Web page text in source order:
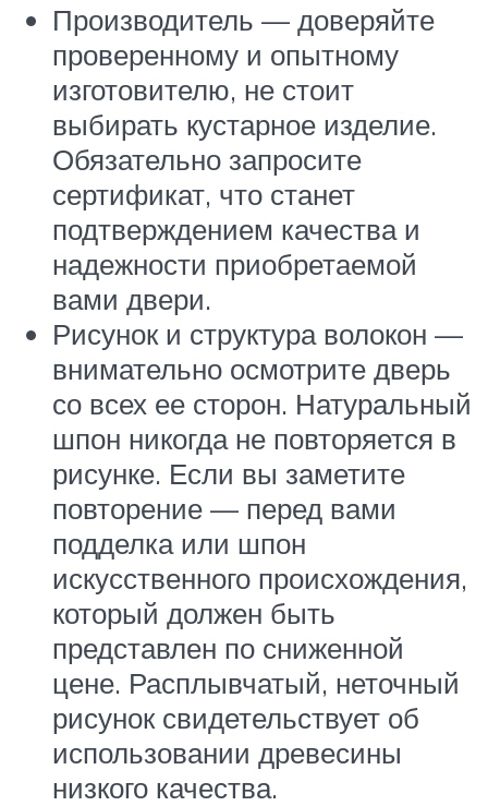
Производитель — доверяйте
проверенному и опытному
изготовителю, не стоит
выбирать кустарное изделие.
Обязательно запросите
сертификат, что станет
подтверждением качества и
надежности приобретаемой
вами двери.
Рисунок и структура волокон —
внимательно осмотрите дверь
со всех ее сторон. Натуральный
шпон никогда не повторяется в
рисунке. Если вы заметите
повторение — перед вами
подделка или шпон
искусственного происхождения,
который должен быть
представлен по сниженной
цене. Расплывчатый, неточный
рисунок свидетельствует об
использовании древесины
низкого качества.